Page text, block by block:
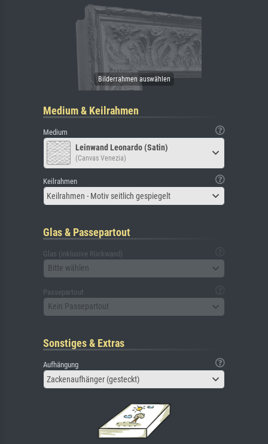
Medium & Keilrahmen
Medium
Leinwand Leonardo (Satin)
(Canvas Venezia)
Keilrahmen
Keilrahmen - Motiv seitlich gespiegelt
Glas & Passepartout
Glas (inklusive Rückwand)
Bitte wählen
Passepartout
Kein Passepartout
Sonstiges & Extras
Aufhängung
Zackenaufhänger (gesteckt)